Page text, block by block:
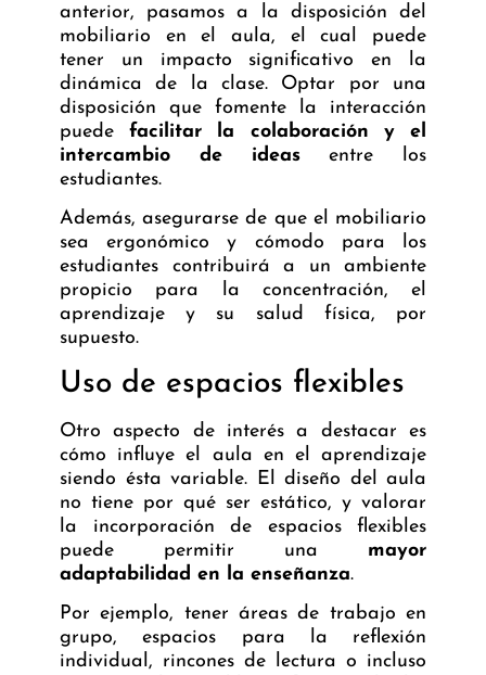
anterior, pasamos a la disposición del
mobiliario en el aula, el cual puede
tener un impacto significativo en la
dinámica de la clase. Optar por una
disposición que fomente la interacción
puedefacilitar la colaboración y el
intercambio de ideasentre los
estudiantes.
Además, asegurarse de que el mobiliario
sea ergonómico y cómodo para los
estudiantes contribuirá a un ambiente
propicio para la concentración, el
aprendizaje y su salud física, por
supuesto.
Uso de espacios flexibles
Otro aspecto de interés a destacar es
cómo influye el aula en el aprendizaje
siendo ésta variable. El diseño del aula
no tiene por qué ser estático, y valorar
la incorporación de espacios flexibles
puede permitir una mayor
adaptabilidad en la enseñanza.
Por ejemplo, tener áreas de trabajo en
grupo, espacios para la reflexión
individual, rincones de lectura o incluso